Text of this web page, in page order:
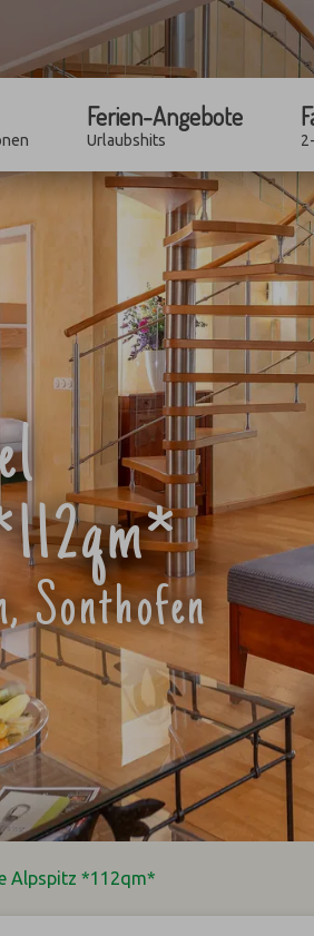
Ferien-Angebote
Urlaubshits
Sonthofen
Alpspitz *112qm*